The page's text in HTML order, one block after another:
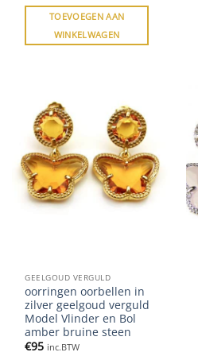
TOEVOEGEN AAN
WINKELWAGEN
GEELGOUD VERGULD
oorringen oorbellen in
zilver geelgoud verguld
Model Vlinder en Bol
amber bruine steen
€95 inc.BTW